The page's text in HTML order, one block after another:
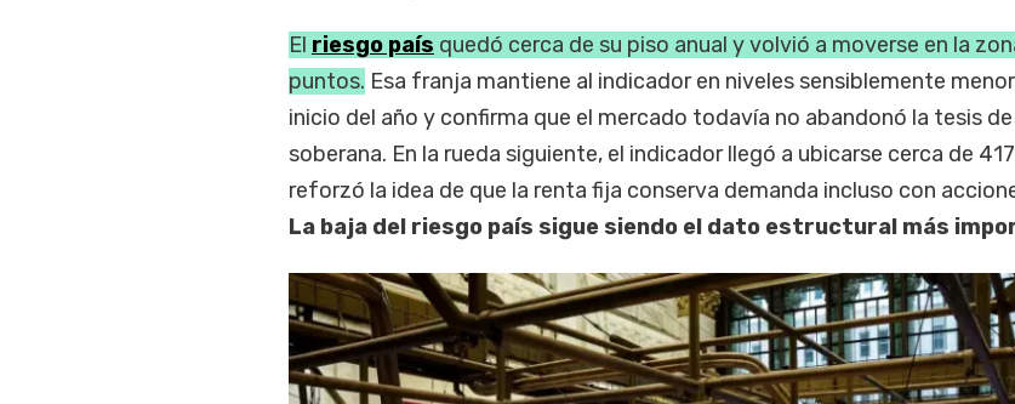
El riesgo país quedó cerca de su piso anual y volvió a moverse en la
puntos. Esa franja mantiene al indicador en niveles sensiblemente
inicio del año y confirma que el mercado todavía no abandonó la tesis
soberana. En la rueda siguiente, el indicador llegó a ubicarse cerca de
reforzó la idea de que la renta fija conserva demanda incluso con
La baja del riesgo país sigue siendo el dato estructural más